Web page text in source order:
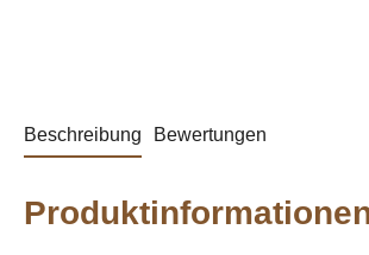
Beschreibung Bewertungen